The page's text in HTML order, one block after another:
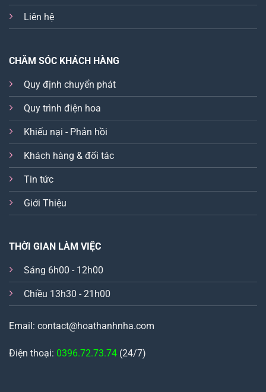
Liên hệ
CHĂM SÓC KHÁCH HÀNG
Quy định chuyển phát
Quy trình điện hoa
Khiếu nại - Phản hồi
Khách hàng & đối tác
Tin tức
Giới Thiệu
THỜI GIAN LÀM VIỆC
Sáng 6h00 - 12h00
Chiều 13h30 - 21h00
Email: contact@hoathanhnha.com
Điện thoại: 0396.72.73.74 (24/7)